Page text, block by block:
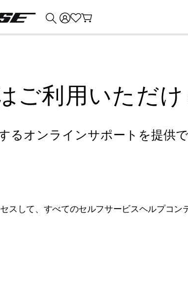
ご利用いただ
るオンラインサポートを提供で
スして、すべてのセルフサービスヘルプコン